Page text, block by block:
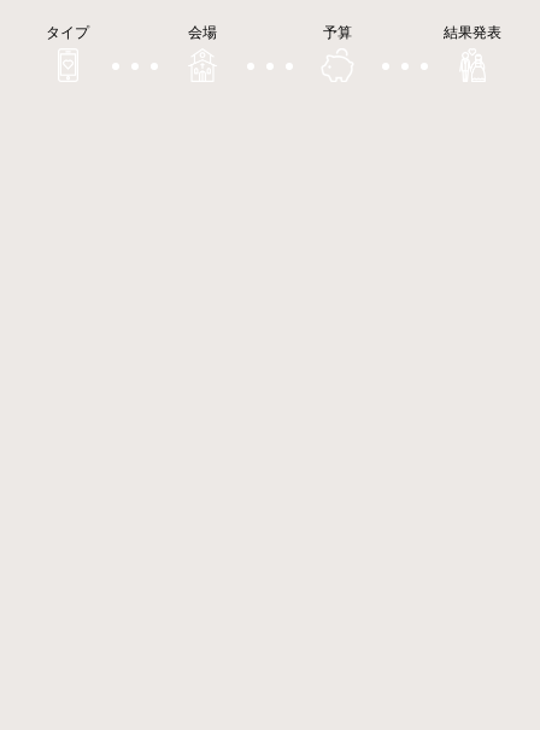
タイプ 会場 予算 結果発表